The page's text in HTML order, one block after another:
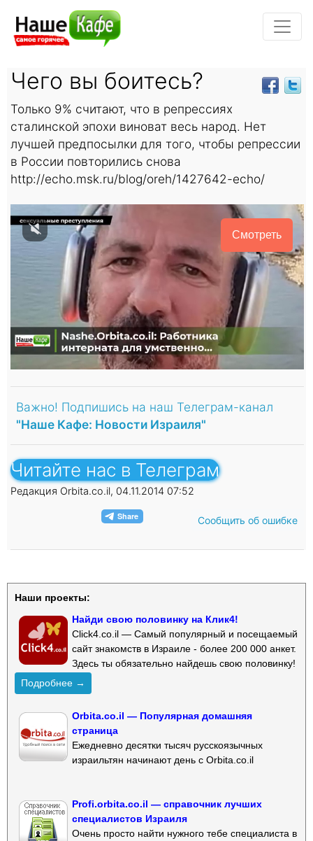
Чего вы боитесь?
Только 9% считают, что в репрессиях
сталинской эпохи виноват весь народ. Нет
лучшей предпосылки для того, чтобы репрессии
в России повторились снова
http://echo.msk.ru/blog/oreh/1427642-echo/
Смотреть
Важно! Подпишись на наш Телеграм-канал
"Наше Кафе: Новости Израиля"
Читайте нас в Телеграм
Редакция Orbita.co.il, 04.11.2014 07:52
Сообщить об ошибке
Наши проекты:
Найди свою половинку на Клик4!
Click4.co.il — Самый популярный и посещаемый
сайт знакомств в Израиле - более 200 000 анкет.
Здесь ты обязательно найдешь свою половинку!
Подробнее →
Orbita.co.il — Популярная домашняя
страница
Ежедневно десятки тысяч русскоязычных
израильтян начинают день с Orbita.co.il
Profi.orbita.co.il — справочник лучших
специалистов Израиля
Очень просто найти нужного тебе специалиста в